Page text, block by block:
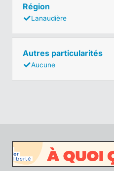
Région
Lanaudière
Autres particularités
Aucune